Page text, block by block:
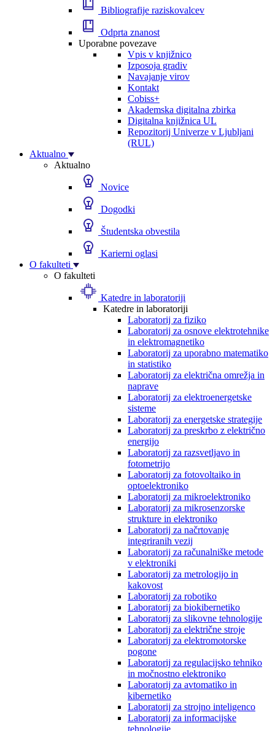
Bibliografije raziskovalcev
Odprta znanost
Uporabne povezave
Vpis v knjižnico
Izposoja gradiv
Navajanje virov
Kontakt
Cobiss+
Akademska digitalna zbirka
Digitalna knjižnica UL
Repozitorij Univerze v Ljubljani
(RUL)
Aktualno
Aktualno
Novice
Dogodki
Študentska obvestila
Karierni oglasi
O fakulteti
O fakulteti
Katedre in laboratoriji
Katedre in laboratoriji
Laboratorij za fiziko
Laboratorij za osnove elektrotehnike
in elektromagnetiko
Laboratorij za uporabno matematiko
in statistiko
Laboratorij za električna omrežja in
naprave
Laboratorij za elektroenergetske
sisteme
Laboratorij za energetske strategije
Laboratorij za preskrbo z električno
energijo
Laboratorij za razsvetljavo in
fotometrijo
Laboratorij za fotovoltaiko in
optoelektroniko
Laboratorij za mikroelektroniko
Laboratorij za mikrosenzorske
strukture in elektroniko
Laboratorij za načrtovanje
integriranih vezij
Laboratorij za računalniške metode
v elektroniki
Laboratorij za metrologijo in
kakovost
Laboratorij za robotiko
Laboratorij za biokibernetiko
Laboratorij za slikovne tehnologije
Laboratorij za električne stroje
Laboratorij za elektromotorske
pogone
Laboratorij za regulacijsko tehniko
in močnostno elektroniko
Laboratorij za avtomatiko in
kibernetiko
Laboratorij za strojno inteligenco
Laboratorij za informacijske
tehnologije